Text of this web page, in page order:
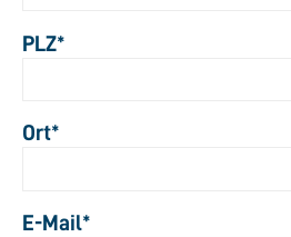
PLZ*
Ort*
E-Mail*